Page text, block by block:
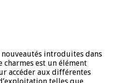
nouveautés introduites dans
charmes est un élément
accéder aux différentes